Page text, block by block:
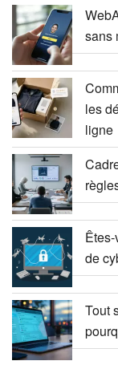
sans
les
ligne
de
Tout